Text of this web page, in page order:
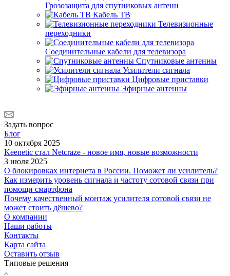
Грозозащита для спутниковых антенн
Кабель ТВ
Телевизионные
переходники
Соединительные кабели для телевизора
Спутниковые антенны
Усилители сигнала
Цифровые приставки
Эфирные антенны
Задать вопрос
Блог
10 октября 2025
Keenetic стал Netcraze - новое имя, новые возможности
3 июля 2025
О блокировках интернета в России. Поможет ли усилитель?
Как измерить уровень сигнала и частоту сотовой связи при
помощи смартфона
Почему качественный монтаж усилителя сотовой связи не
может стоить дёшево?
О компании
Наши работы
Контакты
Карта сайта
Оставить отзыв
Типовые решения